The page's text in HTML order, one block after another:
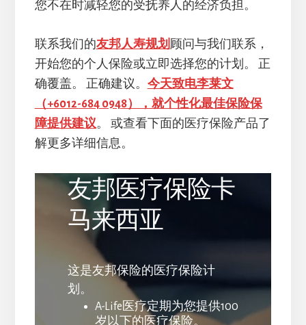
您不在时减轻您的受抚养人的经济负担。
联系我们的友邦人寿规划 顾问与我们联系，
开始您的个人保险或立即选择您的计划。 正
确覆盖。 正确建议。 今天致电李莱文
（+6012-684 0948），就个性化最佳保险保
障提供建议。 或查看下面的医疗保险产品了
解更多详细信息。
友邦医疗保险卡
马来西亚
这是友邦保险的医疗保险计
划。
A-Life医疗定期为您提供100
岁以下的医疗保险。